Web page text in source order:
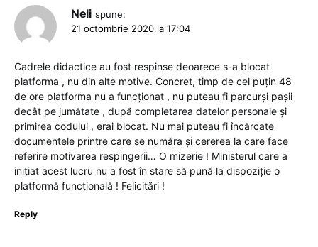
Neli spune:
21 octombrie 2020 la 17:04
Cadrele didactice au fost respinse deoarece s-a blocat
platforma , nu din alte motive. Concret, timp de cel puțin 48
de ore platforma nu a funcționat , nu puteau fi parcurși pașii
decât pe jumătate , după completarea datelor personale și
primirea codului , erai blocat. Nu mai puteau fi încărcate
documentele printre care se număra și cererea la care face
referire motivarea respingerii… O mizerie ! Ministerul care a
inițiat acest lucru nu a fost în stare să pună la dispoziție o
platformă funcțională ! Felicitări !
Reply